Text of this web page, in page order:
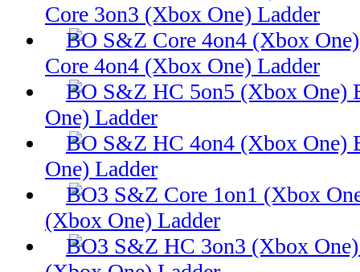
Core 3on3 (Xbox One) Ladder
Core 4on4 (Xbox One) Ladder
One) Ladder
One) Ladder
(Xbox One) Ladder